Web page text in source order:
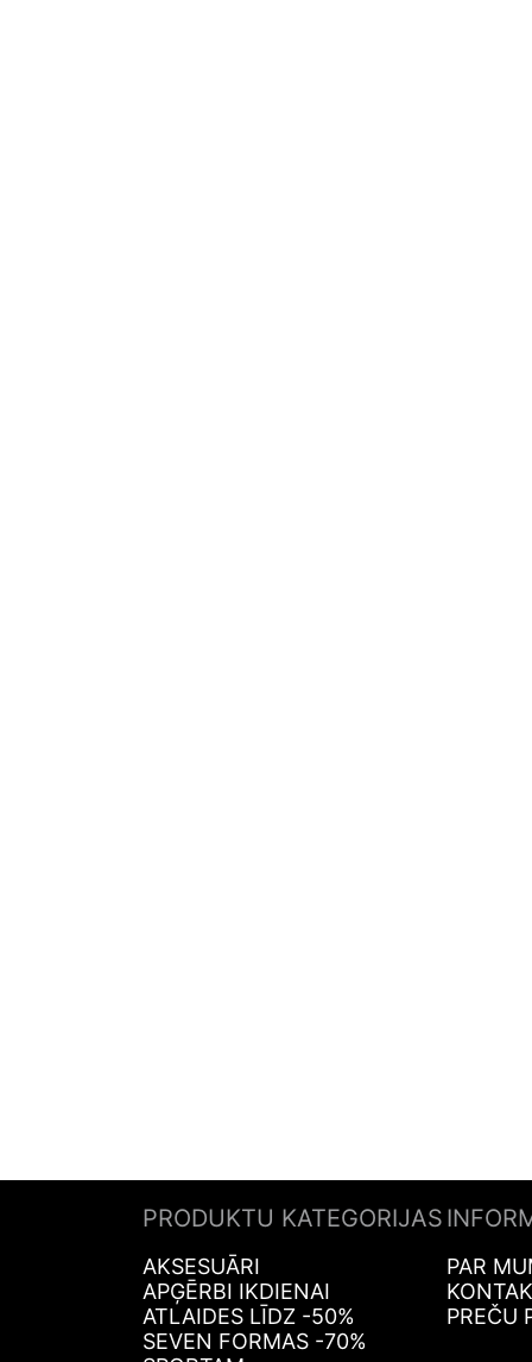
PRODUKTU KATEGORIJAS
AKSESUĀRI
APĢĒRBI IKDIENAI
ATLAIDES LĪDZ -50%
SEVEN FORMAS -70%
PAR
PREČU